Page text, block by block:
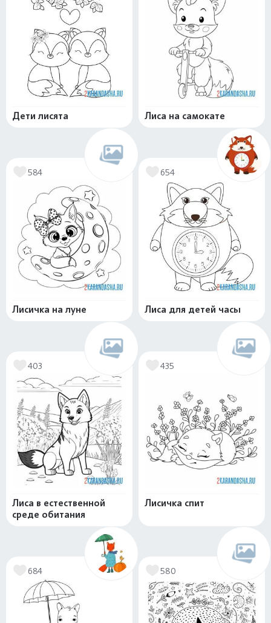
Дети лисята Лиса на самокате
584
Лисичка на луне
654
Лиса для детей часы
403
Лиса в естественной
среде обитания
435
Лисичка спит
684 580